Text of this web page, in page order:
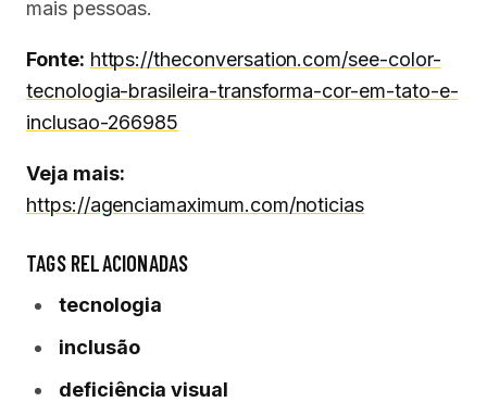
mais pessoas.
Fonte: https://theconversation.com/see-color-
tecnologia-brasileira-transforma-cor-em-tato-e-
inclusao-266985
Veja mais:
https://agenciamaximum.com/noticias
TAGS RELACIONADAS
tecnologia
inclusão
deficiência visual